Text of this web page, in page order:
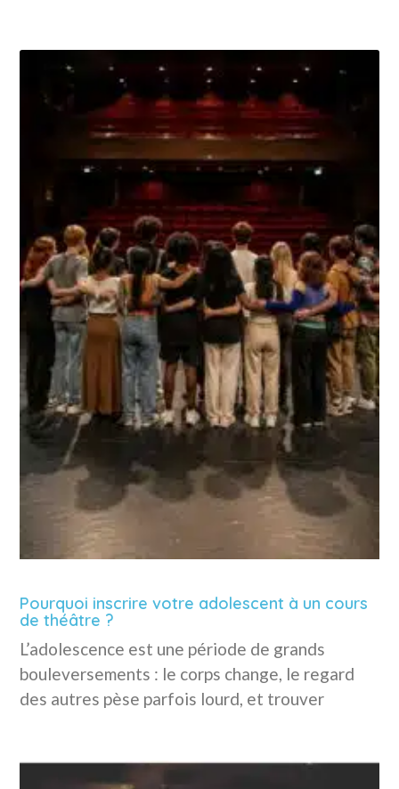
Pourquoi inscrire votre adolescent à un cours
de théâtre ?
L’adolescence est une période de grands
bouleversements : le corps change, le regard
des autres pèse parfois lourd, et trouver